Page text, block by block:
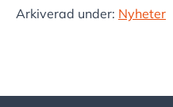
Arkiverad under: Nyheter